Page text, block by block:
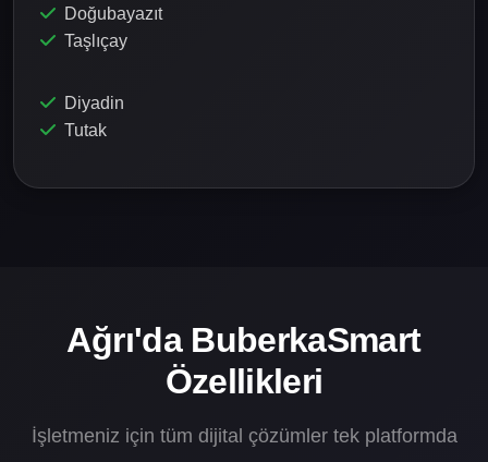
Doğubayazıt
Taşlıçay
Diyadin
Tutak
Ağrı'da BuberkaSmart
Özellikleri
İşletmeniz için tüm dijital çözümler tek platformda